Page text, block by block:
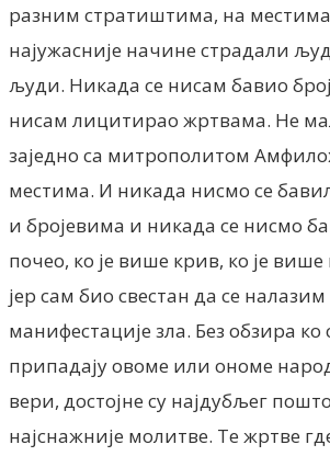
разним стратиштима, на местима
најужасније начине страдали
људи. Никада се нисам бавио
нисам лицитирао жртвама. Не
заједно са митрополитом
местима. И никада нисмо се
и бројевима и никада се нисмо
почео, ко је више крив, ко је
јер сам био свестан да се
манифестације зла. Без обзира ко
припадају овоме или ономе
вери, достојне су најдубљег
најснажније молитве. Те жртве